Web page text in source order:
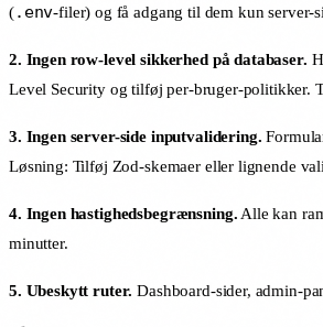
(.env-filer) og få adgang til dem kun server-
2. Ingen row-level sikkerhed på databaser.
Level Security og tilføj per-bruger-politikker.
3. Ingen server-side inputvalidering.
Løsning: Tilføj Zod-skemaer eller lignende
4. Ingen hastighedsbegrænsning. Alle kan
minutter.
5. Ubeskytt ruter. Dashboard-sider, admin-